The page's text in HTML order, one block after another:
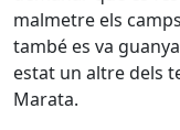
malmetre els
també es va
estat un altre dels
Marata.